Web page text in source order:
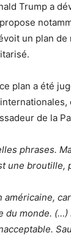
Trump a
un plan
plan a été
de la
phrases.
une broutille,
américaine,
monde.